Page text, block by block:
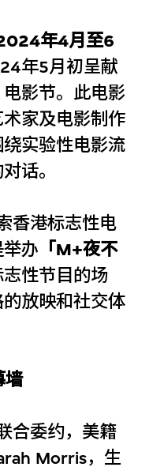
年4月至6
年5月初呈献
电影节。此电影
家及电影制作
实验性电影流
话。
香港标志性电
办 「M+夜不
志性节目的场
放映和社交体
墙
合委约，美籍
Morris，生